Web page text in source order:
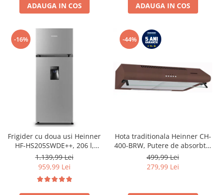
ADAUGA IN COS ADAUGA IN COS
-16%
Frigider cu doua usi Heinner
HF-HS205SWDE++, 206 l,
Dozator de apa, Iluminare
LED, H 143.4 cm, Clasa E,
Argintiu
1.139,99 Lei
959,99 Lei
-44%
Hota traditionala Heinner CH-
400-BRW, Putere de absorbtie
326.4 mc/h, 2 motoare, 60 cm,
Maro
499,99 Lei
279,99 Lei